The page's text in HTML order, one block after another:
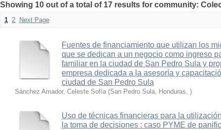
Showing 10 out of a total of 17 results for community:
1 2 Next Page
Fuentes de financiamiento que utilizan los
que se dedican a un negocio como ingreso
familiar en la ciudad de San Pedro Sula y
empresa dedicada a la asesoría y
ciudad de San Pedro Sula
Sánchez Amador, Celeste Sofía (San Pedro Sula, Honduras, )
Uso de técnicas financieras para la
la toma de decisiones : caso PYME de